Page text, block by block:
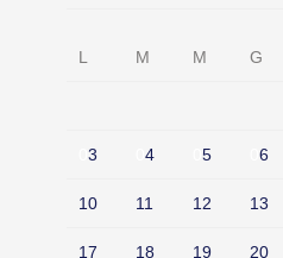
L M M G
3 4 5 6
10 11 12 13
17 18 19 20